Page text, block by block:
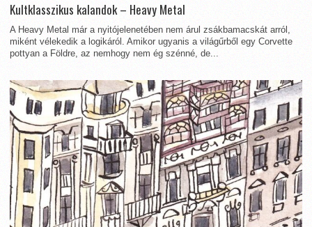
Kultklasszikus kalandok – Heavy Metal
A Heavy Metal már a nyitójelenetében nem árul zsákbamacskát arról,
miként vélekedik a logikáról. Amikor ugyanis a világűrből egy Corvette
pottyan a Földre, az nemhogy nem ég szénné, de...